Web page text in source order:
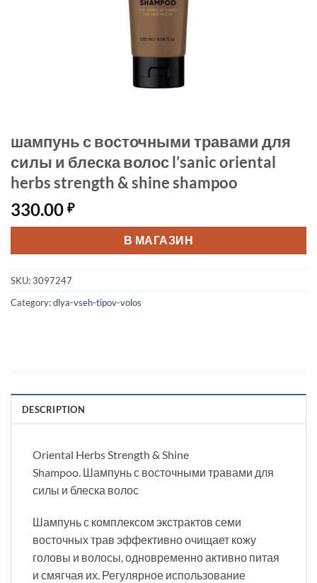
шампунь с восточными травами для
силы и блеска волос l’sanic oriental
herbs strength & shine shampoo
330.00 ₽
В МАГАЗИН
SKU:3097247
Category:dlya-vseh-tipov-volos
DESCRIPTION
Oriental Herbs Strength & Shine
Shampoo. Шампунь с восточными травами для
силы и блеска волос
Шампунь с комплексом экстрактов семи
восточных трав эффективно очищает кожу
головы и волосы, одновременно активно питая
и смягчая их. Регулярное использование